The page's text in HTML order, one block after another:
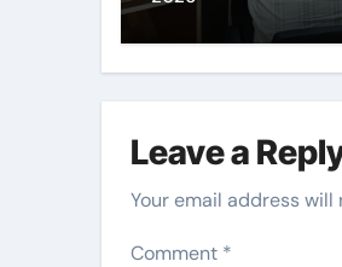
Leave a
Your email address
Comment *